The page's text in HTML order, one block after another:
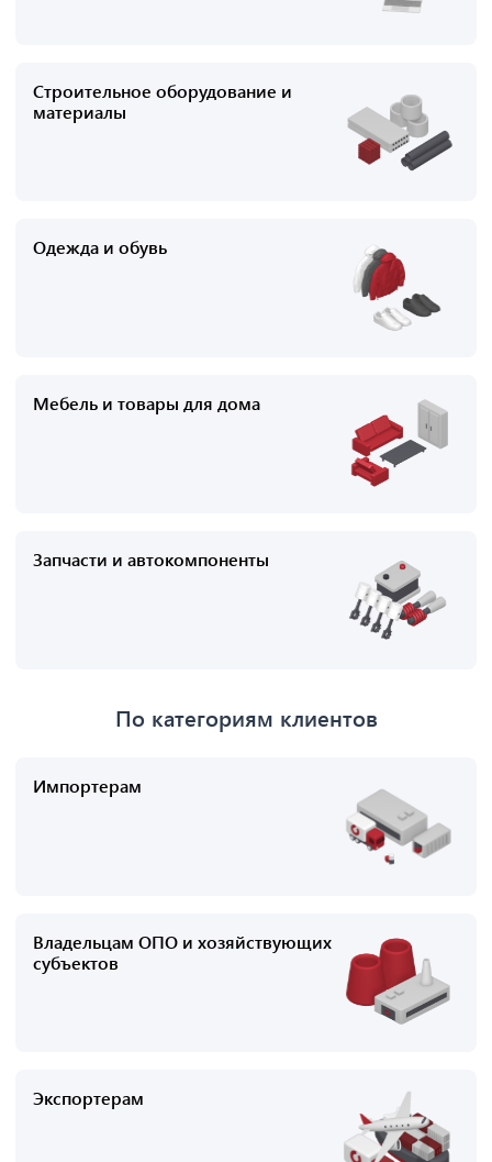
Строительное оборудование и
материалы
Одежда и обувь
Мебель и товары для дома
Запчасти и автокомпоненты
По категориям клиентов
Импортерам
Владельцам ОПО и хозяйствующих
субъектов
Экспортерам